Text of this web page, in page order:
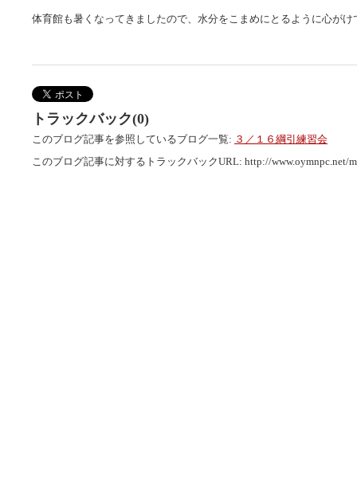
体育館も暑くなってきましたので、水分をこまめにとるように心が
トラックバック(0)
このブログ記事を参照しているブログ一覧: ３／１６綱引練習会
このブログ記事に対するトラックバックURL: http://www.oymnpc.net/